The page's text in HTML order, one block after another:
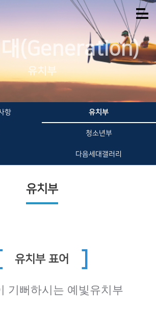
대(Generation)
유치부
항 유치부
청소년부
다음세대갤러리
유치부
유치부 표어
기뻐하시는 예빛유치부